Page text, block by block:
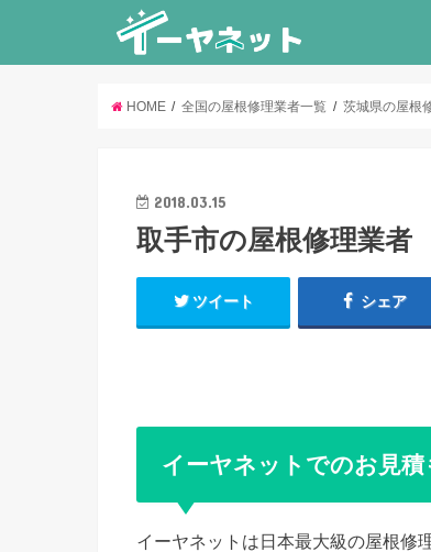
HOME 全国の屋根修理業者一覧 茨城県の屋根
2018.03.15
取手市の屋根修理業者
ツイート シェア
イーヤネットでのお見積
イーヤネットは日本最大級の屋根修